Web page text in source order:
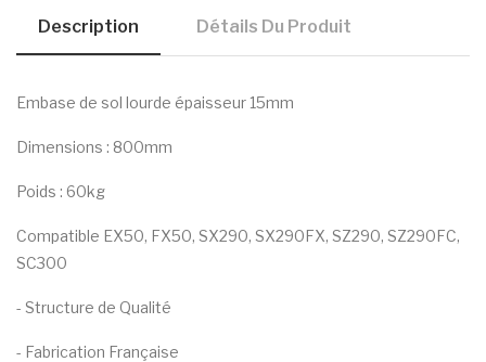
Description Détails Du Produit
Embase de sol lourde épaisseur 15mm
Dimensions : 800mm
Poids : 60kg
Compatible EX50, FX50, SX290, SX290FX, SZ290, SZ290FC,
SC300
- Structure de Qualité
- Fabrication Française